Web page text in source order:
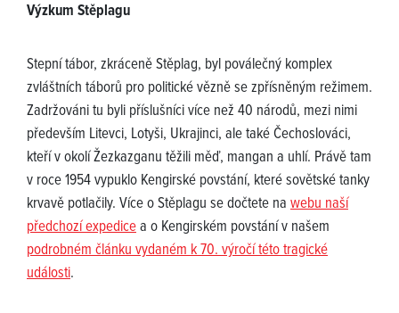
Výzkum Stěplagu
Stepní tábor, zkráceně Stěplag, byl poválečný komplex
zvláštních táborů pro politické vězně se zpřísněným režimem.
Zadržováni tu byli příslušníci více než 40 národů, mezi nimi
především Litevci, Lotyši, Ukrajinci, ale také Čechoslováci,
kteří v okolí Žezkazganu těžili měď, mangan a uhlí. Právě tam
v roce 1954 vypuklo Kengirské povstání, které sovětské tanky
krvavě potlačily. Více o Stěplagu se dočtete na webu naší
předchozí expedicea o Kengirském povstání v našem
podrobném článku vydaném k 70. výročí této tragické
události.